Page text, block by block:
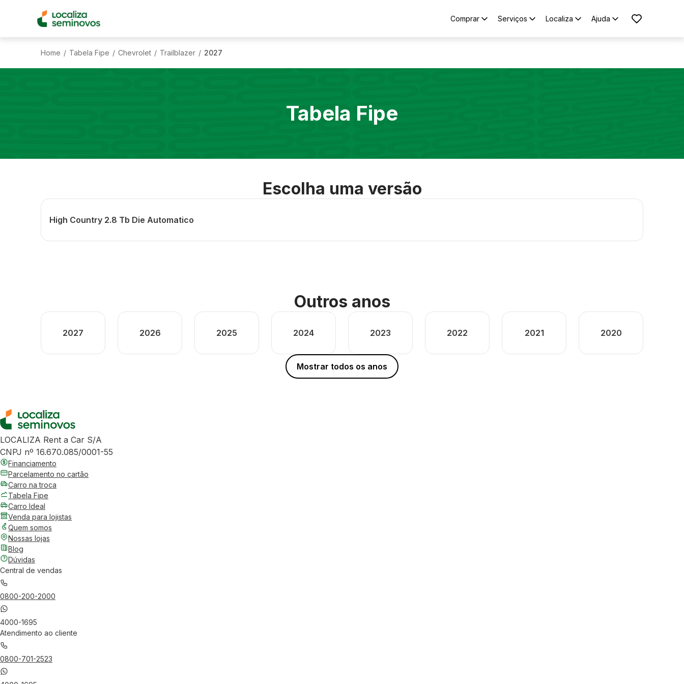
Comprar Serviços Localiza Ajuda
Home / Tabela Fipe / Chevrolet / Trailblazer / 2027
Tabela Fipe
Escolha uma versão
High Country 2.8 Tb Die Automatico
Outros anos
2027 2026 2025 2024 2023 2022 2021 2020
Mostrar todos os anos
LOCALIZA Rent a Car S/A
CNPJ nº 16.670.085/0001-55
Financiamento
Parcelamento no cartão
Carro na troca
Tabela Fipe
Carro Ideal
Venda para lojistas
Quem somos
Nossas lojas
Blog
Dúvidas
Central de vendas
0800-200-2000
4000-1695
Atendimento ao cliente
0800-701-2523